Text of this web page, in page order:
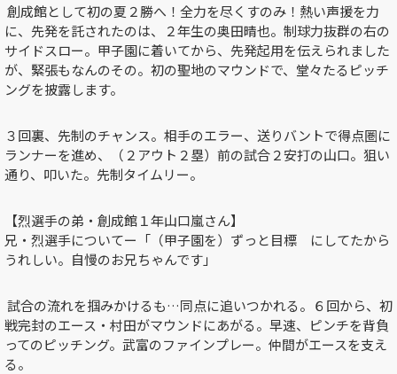
創成館として初の夏２勝へ！全力を尽くすのみ！熱い声援を力
に、先発を託されたのは、２年生の奥田晴也。制球力抜群の右の
サイドスロー。甲子園に着いてから、先発起用を伝えられました
が、緊張もなんのその。初の聖地のマウンドで、堂々たるピッチ
ングを披露します。
３回裏、先制のチャンス。相手のエラー、送りバントで得点圏に
ランナーを進め、（２アウト２塁）前の試合２安打の山口。狙い
通り、叩いた。先制タイムリー。
【烈選手の弟・創成館１年山口嵐さん】
兄・烈選手についてー「（甲子園を）ずっと目標 にしてたから
うれしい。自慢のお兄ちゃんです」
試合の流れを掴みかけるも…同点に追いつかれる。６回から、初
戦完封のエース・村田がマウンドにあがる。早速、ピンチを背負
ってのピッチング。武富のファインプレー。仲間がエースを支え
る。